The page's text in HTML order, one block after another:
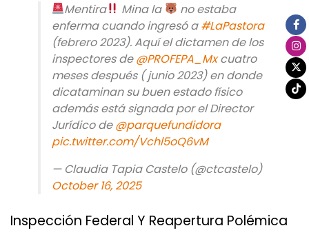
Mentira
Mina la
no estaba
enferma cuando ingresó a#LaPastora
(febrero 2023). Aquí el dictamen de los
inspectores de@PROFEPA_Mxcuatro
meses después ( junio 2023) en donde
dicataminan su buen estado físico
además está signada por el Director
Jurídico de@parquefundidora
pic.twitter.com/Vchl5oQ6vM
— Claudia Tapia Castelo (@ctcastelo)
October 16, 2025
Inspección Federal Y Reapertura Polémica